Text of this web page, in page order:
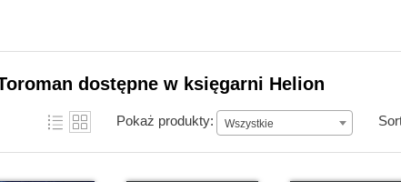
dostępne w księgarni Helion
Pokaż produkty: Wszystkie